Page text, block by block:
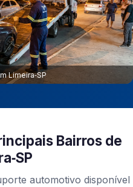
Limeira‑SP
Bairros de
automotivo disponível